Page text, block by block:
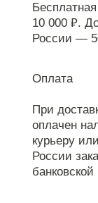
10 000 ₽.
России —
Оплата
При
оплачен
курьеру
России
банковской